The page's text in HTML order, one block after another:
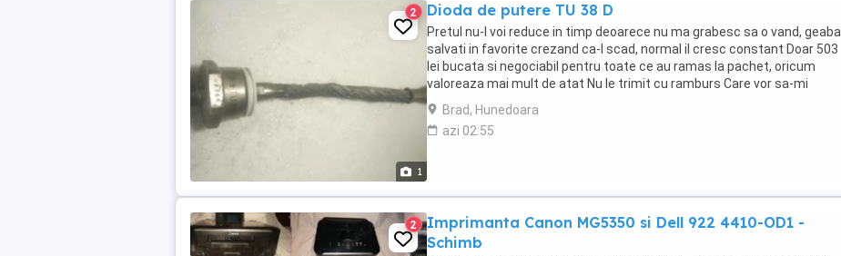
1
2 Dioda de putere TU 38 D
Pretul nu-l voi reduce in timp deoarece nu ma grabesc sa o vand, geaba
salvati in favorite crezand ca-l scad, normal il cresc constant Doar 503
lei bucata si negociabil pentru toate ce au ramas la pachet, oricum
valoreaza mai mult de atat Nu le trimit cu ramburs Care vor sa-mi
vanda ori isi dau cu parerea ...
Brad, Hunedoara
azi 02:55
2
Imprimanta Canon MG5350 si Dell 922 4410-OD1 -
Schimb